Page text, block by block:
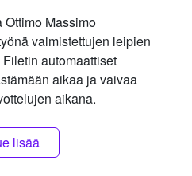
Ottimo Massimo
valmistettujen leipien
automaattiset
aikaa ja vaivaa
aikana.
lisää